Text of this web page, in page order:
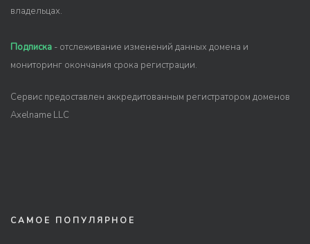
владельцах.
Подписка - отслеживание изменений данных домена и
мониторинг окончания срока регистрации.
Сервис предоставлен аккредитованным регистратором доменов
Axelname LLC
САМОЕ ПОПУЛЯРНОЕ